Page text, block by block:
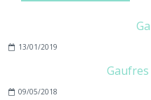
13/01/2019
09/05/2018